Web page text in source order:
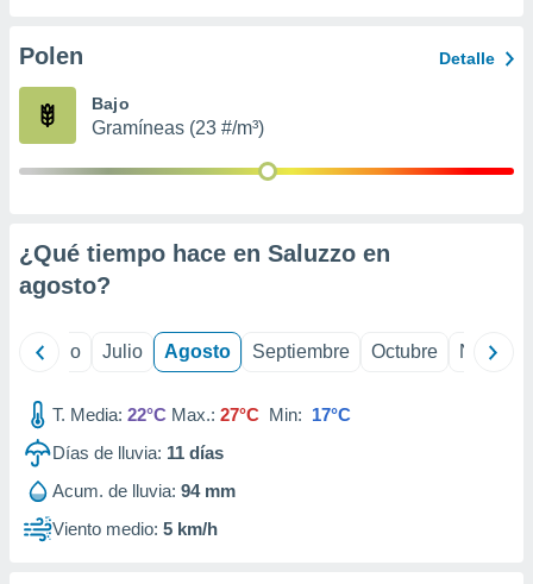
e
mediante
publicidad
publicidad
de
Polen Detalle
Bajo
Gramíneas (23 #/m³)
¿Qué tiempo hace en Saluzzo en
agosto?
Junio Julio Agosto Septiembre Octubre
T. Media: 22°C Max.: 27°C Min: 17°C
Días de lluvia: 11 días
Acum. de lluvia: 94 mm
Viento medio: 5 km/h